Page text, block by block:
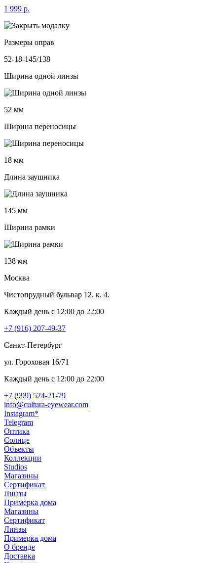
1 999 р.
Размеры оправ
52-18-145/138
Ширина одной линзы
52 мм
Ширина переносицы
18 мм
Длина заушника
145 мм
Ширина рамки
138 мм
Москва
Чистопрудный бульвар 12, к. 4.
Каждый день c 12:00 до 22:00
+7 (916) 207-49-37
Санкт-Петербург
ул. Гороховая 16/71
Каждый день c 12:00 до 22:00
+7 (999) 524-21-79
info@cultura-eyewear.com
Instagram*
Telegram
Оптика
Солнце
Объекты
Коллекции
Studios
Магазины
Сертификат
Линзы
Примерка дома
Магазины
Сертификат
Линзы
Примерка дома
О бренде
Доставка